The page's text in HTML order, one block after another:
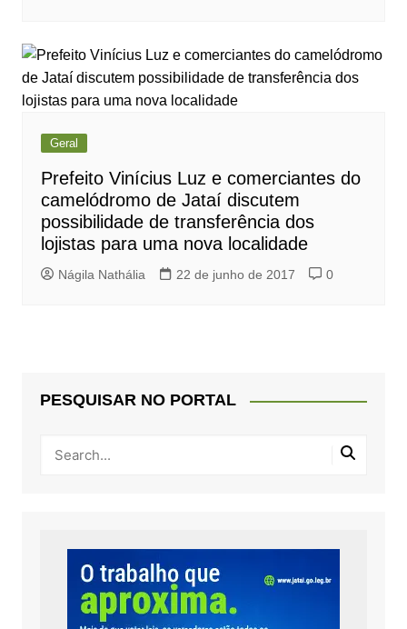
Geral
Prefeito Vinícius Luz e comerciantes do
camelódromo de Jataí discutem
possibilidade de transferência dos
lojistas para uma nova localidade
Nágila Nathália 22 de junho de 2017 0
PESQUISAR NO PORTAL